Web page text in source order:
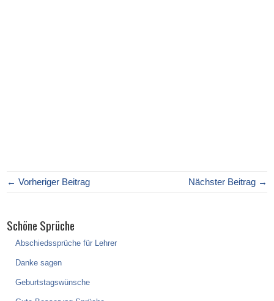
← Vorheriger Beitrag Nächster Beitrag →
Schöne Sprüche
Abschiedssprüche für Lehrer
Danke sagen
Geburtstagswünsche